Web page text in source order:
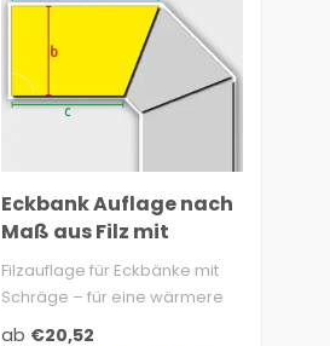
Eckbank Auflage nach
Maß aus Filz mit
Schräge
Filzauflage für Eckbänke mit
Schräge – für eine wärmere
Sitzfläche bis i..
ab €20,52